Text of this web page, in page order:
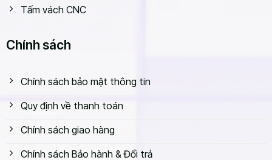
Tấm vách CNC
Chính sách
Chính sách bảo mật thông tin
Quy định về thanh toán
Chính sách giao hàng
Chính sách Bảo hành & Đổi trả